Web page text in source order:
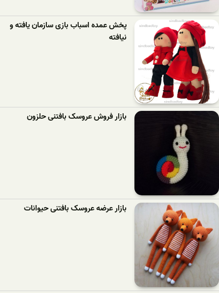
پخش عمده اسباب بازی سازمان یافته و
نیافته
بازار فروش عروسک بافتنی حلزون
بازار عرضه عروسک بافتنی حیوانات